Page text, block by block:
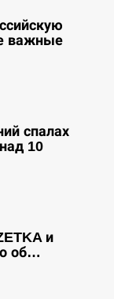
важные
спалах
10
и
об…